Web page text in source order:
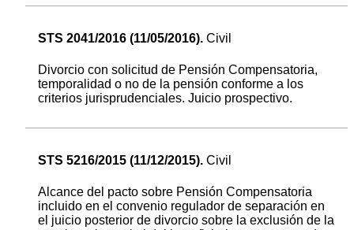
STS 2041/2016 (11/05/2016). Civil
Divorcio con solicitud de Pensión Compensatoria,
temporalidad o no de la pensión conforme a los
criterios jurisprudenciales. Juicio prospectivo.
STS 5216/2015 (11/12/2015). Civil
Alcance del pacto sobre Pensión Compensatoria
incluido en el convenio regulador de separación en
el juicio posterior de divorcio sobre la exclusión de la